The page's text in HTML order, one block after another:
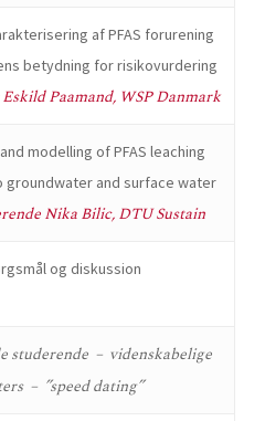
af PFAS forurening
betydning for risikovurdering
Paamand, WSP Danmark
modelling of PFAS leaching
groundwater and surface water
Nika Bilic, DTU Sustain
og diskussion
studerende – videnskabelige
– ”speed dating”